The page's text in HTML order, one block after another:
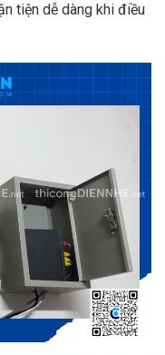
tiện dễ dàng khi điều